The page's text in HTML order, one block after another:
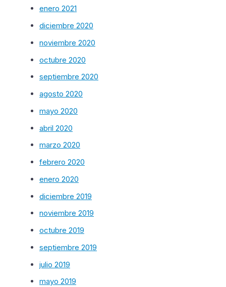
enero 2021
diciembre 2020
noviembre 2020
octubre 2020
septiembre 2020
agosto 2020
mayo 2020
abril 2020
marzo 2020
febrero 2020
enero 2020
diciembre 2019
noviembre 2019
octubre 2019
septiembre 2019
julio 2019
mayo 2019